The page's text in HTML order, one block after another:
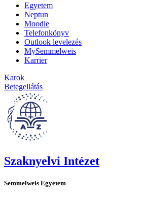
Egyetem
Neptun
Moodle
Telefonkönyv
Outlook levelezés
MySemmelweis
Karrier
Karok
Betegellátás
Szaknyelvi Intézet
Semmelweis Egyetem